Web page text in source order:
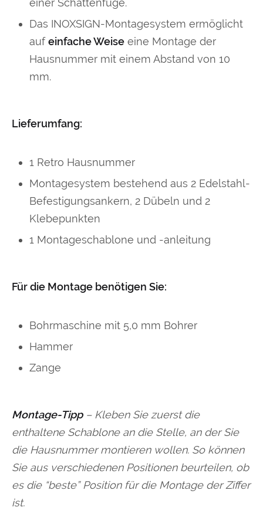
einer Schattenfuge.
Das INOXSIGN-Montagesystem ermöglicht
aufeinfache Weise eine Montage der
Hausnummer mit einem Abstand von 10
mm.
Lieferumfang:
1 Retro Hausnummer
Montagesystem bestehend aus 2 Edelstahl-
Befestigungsankern, 2 Dübeln und 2
Klebepunkten
1 Montageschablone und -anleitung
Für die Montage benötigen Sie:
Bohrmaschine mit 5,0 mm Bohrer
Hammer
Zange
Montage-Tipp– Kleben Sie zuerst die
enthaltene Schablone an die Stelle, an der Sie
die Hausnummer montieren wollen. So können
Sie aus verschiedenen Positionen beurteilen, ob
es die “beste” Position für die Montage der Ziffer
ist.